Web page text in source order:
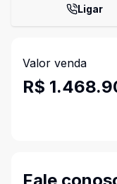
Ligar
Valor venda
R$